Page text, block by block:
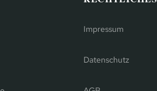
Impressum
Datenschutz